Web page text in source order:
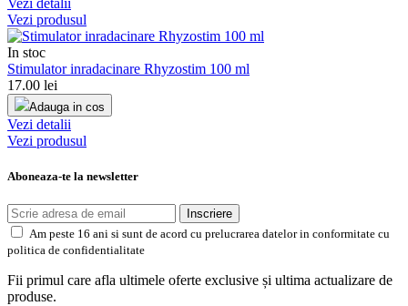
Vezi produsul
In stoc
Stimulator inradacinare Rhyzostim 100 ml
17.00 lei
Adauga in cos
Vezi detalii
Vezi produsul
Aboneaza-te la newsletter
Inscriere
Am peste 16 ani si sunt de acord cu prelucrarea datelor in conformitate cu
politica de confidentialitate
Fii primul care afla ultimele oferte exclusive și ultima actualizare de
produse.